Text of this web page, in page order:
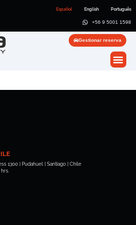
Español English Português
+56 9 5001 1598
Gestionar reserva
1300 | Pudahuel | Santiago | Chile
hrs.